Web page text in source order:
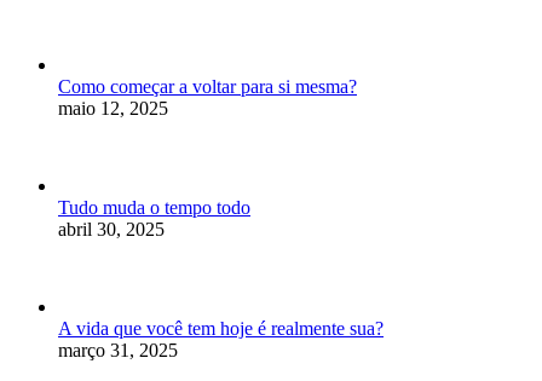
Como começar a voltar para si mesma?
maio 12, 2025
Tudo muda o tempo todo
abril 30, 2025
A vida que você tem hoje é realmente sua?
março 31, 2025